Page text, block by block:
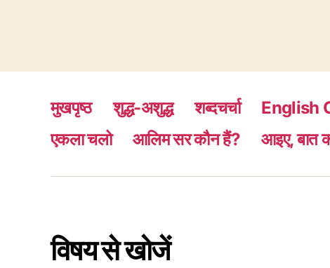
मुखपृष्ठ शुद्ध-अशुद्ध शब्दचर्चा English
एकला चलो
आलिम सर कौन हैं? आइए, बात
विषय से खोजें